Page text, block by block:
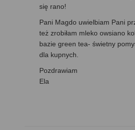
się rano!
Pani Magdo uwielbiam Pani
też zrobiłam mleko owsiano
bazie green tea- świetny
dla kupnych.
Pozdrawiam
Ela